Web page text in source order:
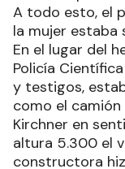
A todo esto, el
la mujer estaba
En el lugar del
Policía
y testigos,
como el
Kirchner en
altura 5.300 el
constructora